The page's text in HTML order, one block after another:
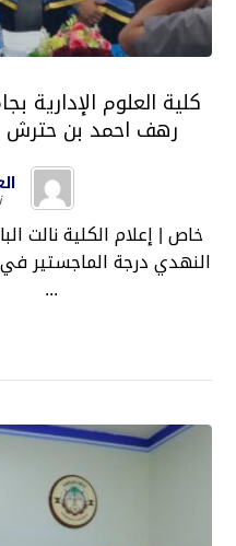
كلية العلوم الإدارية
رهف احمد بن حترش
خاص | إعلام الكلية نالت
النهدي درجة الماجستير
...